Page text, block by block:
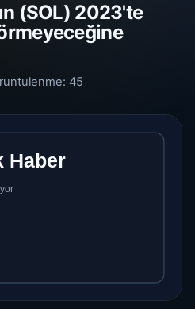
(SOL) 2023'te
45